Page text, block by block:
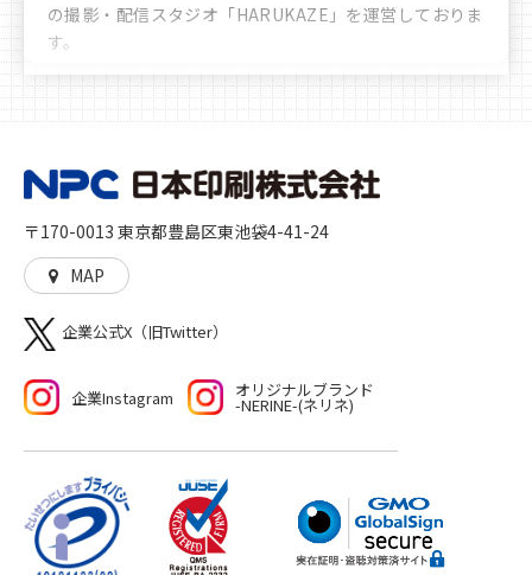
の撮影・配信スタジオ「HARUKAZE」を運営しておりま
す。
豊富なノウハウや実績により、お客様へ多彩かつ最善な
選択肢のご提案をさせていただきます。時代の移り変わ
に、社会に、彩りを加えるとともに、想像や行動の機会
る「モノ」づくり、印刷物をきっかけとした新たな機会
や世界を生む「コト」づくりの両方をご提供いたしま
す。
〒170-0013 東京都豊島区東池袋4-41-24
MAP
企業公式X（旧Twitter）
企業Instagram オリジナルブランド
-NERINE-(ネリネ)